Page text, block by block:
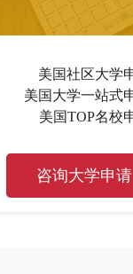
美国社区大学
美国大学一站式
美国TOP名校
咨询大学申